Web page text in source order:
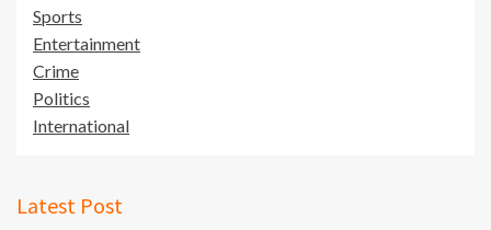
Sports
Entertainment
Crime
Politics
International
Latest Post